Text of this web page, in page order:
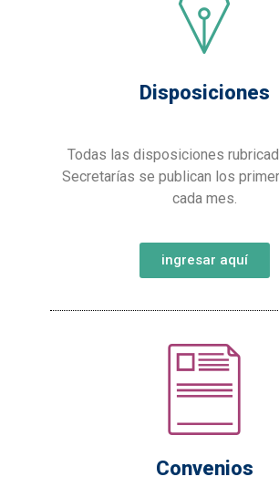
Disposiciones
Todas las disposiciones
Secretarías se publican los
cada mes.
ingresar aquí
Convenios